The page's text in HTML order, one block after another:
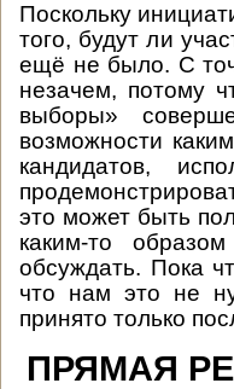
Поскольку
того, будут ли
ещё не было. С
незачем, потому
выборы»
возможности
кандидатов,
это может быть
каким-то
обсуждать. Пока
что нам это не
принято только
ПРЯМАЯ